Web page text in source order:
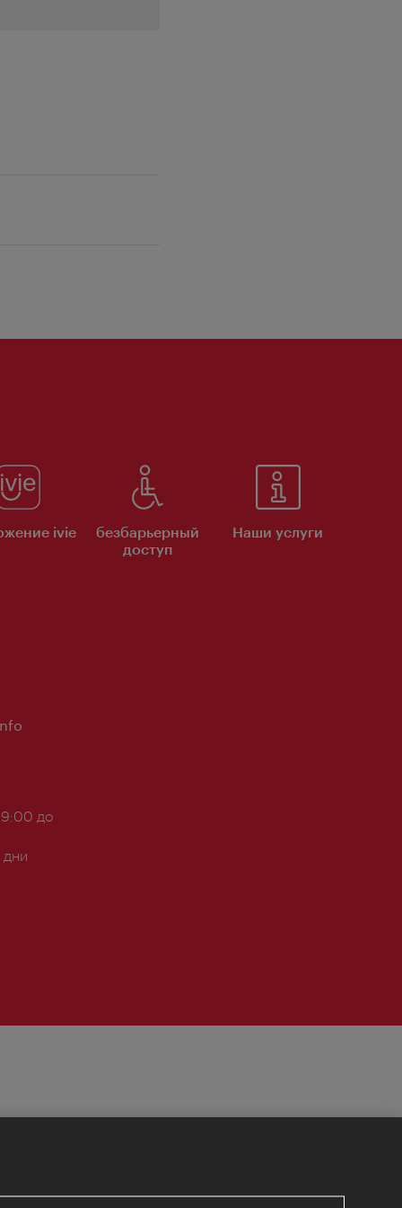
ivie
безбарьерный
доступ
Наши услуги
9:00 до